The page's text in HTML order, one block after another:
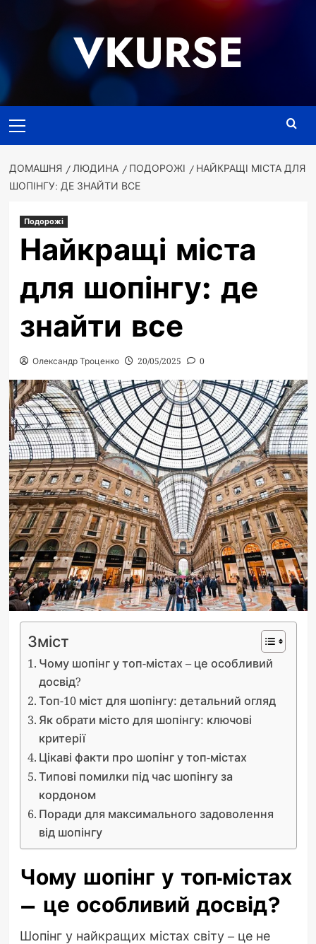
VKURSE
меню
ДОМАШНЯ ЛЮДИНА ПОДОРОЖІ
НАЙКРАЩІ МІСТА ДЛЯ
ШОПІНГУ: ДЕ ЗНАЙТИ ВСЕ
Подорожі
Найкращі міста
для шопінгу: де
знайти все
Олександр Троценко 20/05/2025 0
Зміст
Чому шопінг у топ-містах – це особливий
досвід?
Топ-10 міст для шопінгу: детальний огляд
Як обрати місто для шопінгу: ключові
критерії
Цікаві факти про шопінг у топ-містах
Типові помилки під час шопінгу за
кордоном
Поради для максимального задоволення
від шопінгу
Чому шопінг у топ-містах
– це особливий досвід?
Шопінг у найкращих містах світу – це не